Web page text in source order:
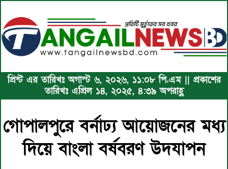
প্রিন্ট এর তারিখঃ অগাস্ট ৬, ২০২৬, ১১:০৮ পি.এম || প্রকাশের
তারিখঃ এপ্রিল ১৪, ২০২৫, ৪:৩৯ অপরাহ্ণ
গোপালপুরে বর্নাঢ্য আয়োজনের মধ্য
দিয়ে বাংলা বর্ষবরণ উদযাপন